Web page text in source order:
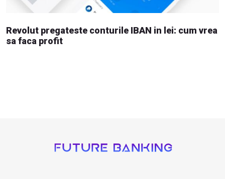
Revolut pregateste conturile IBAN in lei: cum vrea
sa faca profit